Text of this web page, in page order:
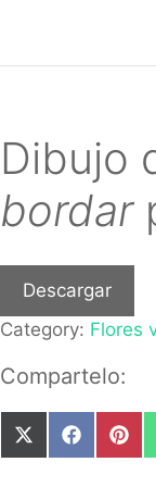
Dibujo
bordar
Descargar
Category: Flores
Compartelo:
Share
on
Share
on
on